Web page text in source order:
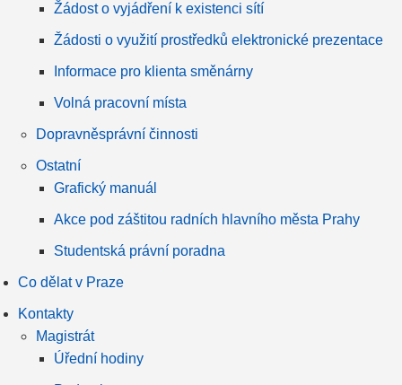
Žádost o vyjádření k existenci sítí
Žádosti o využití prostředků elektronické prezentace
Informace pro klienta směnárny
Volná pracovní místa
Dopravněsprávní činnosti
Ostatní
Grafický manuál
Akce pod záštitou radních hlavního města Prahy
Studentská právní poradna
Co dělat v Praze
Kontakty
Magistrát
Úřední hodiny